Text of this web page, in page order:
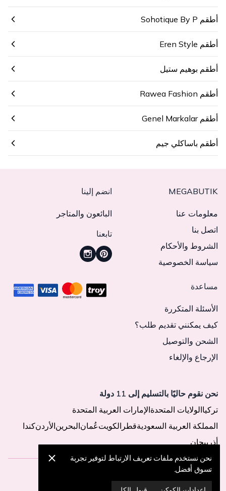
أطقم Sohotique By P
أطقم Eren Style
أطقم بوهيم ستيل
أطقم Rawea Fashion
أطقم Genel Markalar
أطقم باساكلي جيم
MEGABUTIK
معلومات عنا
اتصل بنا
الشروط والأحكام
سياسة الخصوصية
انضم إلينا
البائعون والمتاجر
تابعنا
مساعدة
الأسئلة المتكررة
كيف يمكنني تقديم طلب؟
الشحن والتوصيل
الإرجاع والإلغاء
نحن نقوم حاليًا بالتسليم إلى 11 دولة
تركياالولايات المتحدةالإمارات العربية المتحدة
المملكة العربية السعوديةقطر الكويتعُمانالبحرينالأردنكندا
أذربيجان
© 2025 MegaButik -
نحن نستخدم ملفات تعريف الارتباط لتوفير تجربة
تسوق أفضل.